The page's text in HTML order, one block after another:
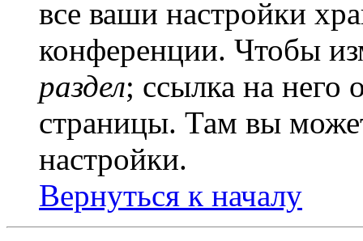
все ваши настройки
конференции. Чтобы
раздел; ссылка на него
страницы. Там вы
настройки.
Вернуться к началу